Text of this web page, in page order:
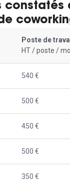
constatés
Poste de
HT / poste /
540 €
500 €
450 €
500 €
350 €